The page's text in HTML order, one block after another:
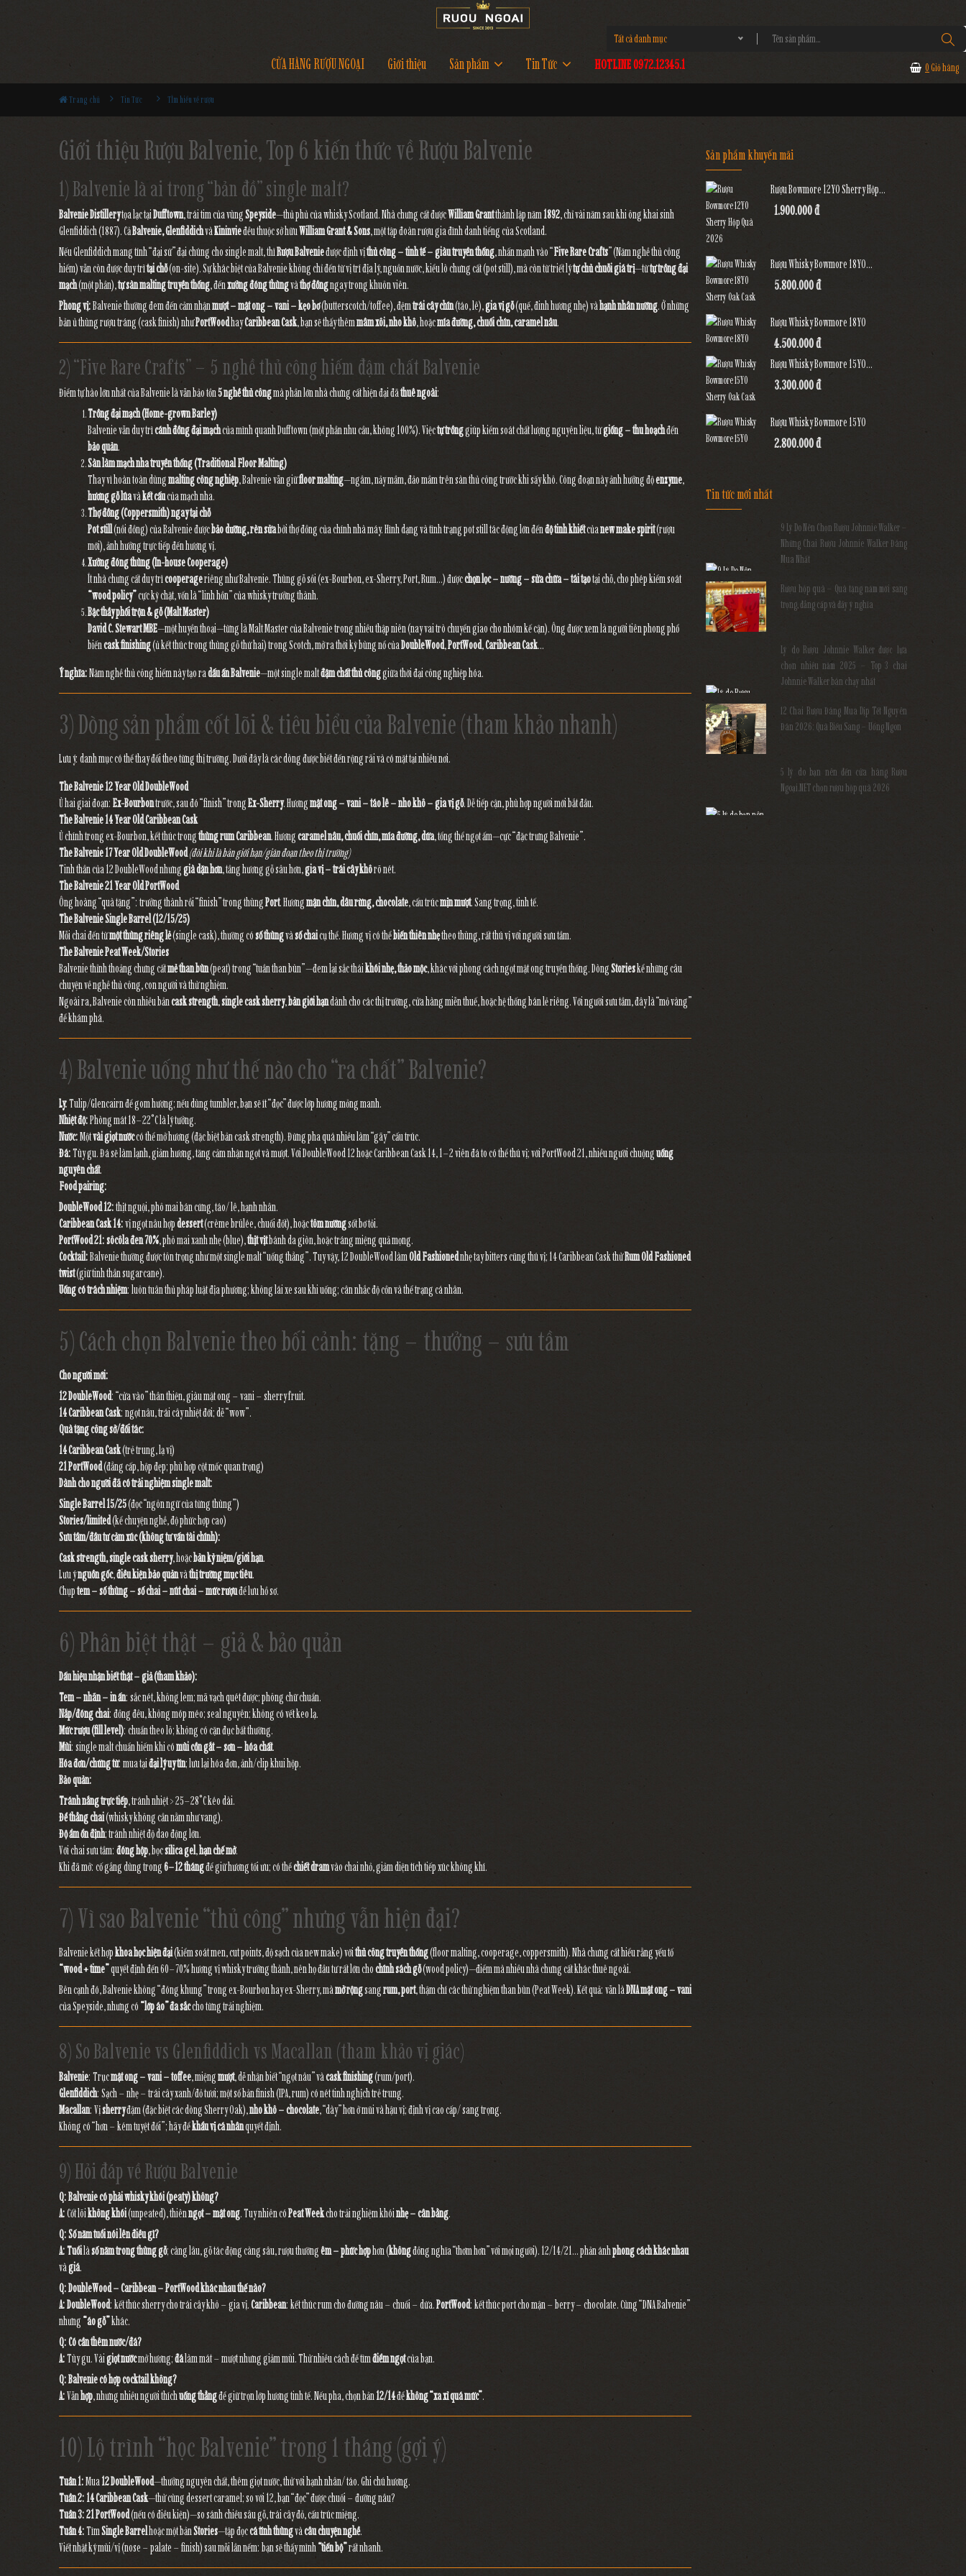
Tất cả danh mục
CỬA HÀNG RƯỢU NGOẠI Giới thiệu Sản phẩm Tin Tức HOTLINE 0972.12345.1 0 Giỏ hàng
Trang chủ Tin Tức TÌm hiểu về rượu
Giới thiệu Rượu Balvenie, Top 6 kiến thức về Rượu Balvenie
1) Balvenie là ai trong “bản đồ” single malt?
Balvenie Distillerytọa lạc tạiDufftown, trái tim của vùngSpeyside—thủ phủ của whisky Scotland. Nhà chưng cất đượcWilliam Grantthành lập năm1892, chỉ vài năm sau khi ông khai sinh
Glenfiddich (1887). CảBalvenie, GlenfiddichvàKininvieđều thuộc sở hữuWilliam Grant & Sons, một tập đoàn rượu gia đình danh tiếng của Scotland.
Nếu Glenfiddich mang tính “đại sứ” đại chúng cho single malt, thìRượuBalvenieđược định vịthủ công – tinh tế – giàu truyền thống, nhấn mạnh vào “Five Rare Crafts” (Năm nghề thủ công
hiếm) vẫn còn được duy trìtại chỗ(on-site). Sự khác biệt của Balvenie không chỉ đến từ vị trí địa lý, nguồn nước, kiểu lò chưng cất (pot still), mà còn từ triết lýtự chủ chuỗi giá trị—từtự trồng đại
mạch(một phần),tự sàn malting truyền thống, đếnxưởng đóng thùngvàthợ đồngngay trong khuôn viên.
Phong vị:Balvenie thường đem đến cảm nhậnmượt – mật ong – vani – kẹo bơ(butterscotch/toffee), đệmtrái cây chín(táo, lê),gia vị gỗ(quế, đinh hương nhẹ) vàhạnh nhân nướng. Ở những
bản ủ thùng rượu tráng (cask finish) nhưPortWoodhayCaribbean Cask, bạn sẽ thấy thêmmâm xôi, nho khô, hoặcmía đường, chuối chín, caramel nâu.
2) “Five Rare Crafts” – 5 nghề thủ công hiếm đậm chất Balvenie
Điểm tự hào lớn nhất của Balvenie là vẫn bảo tồn5 nghề thủ côngmà phần lớn nhà chưng cất hiện đại đãthuê ngoài:
Trồng đại mạch (Home-grown Barley)
Balvenie vẫn duy trìcánh đồng đại mạchcủa mình quanh Dufftown (một phần nhu cầu, không 100%). Việctự trồnggiúp kiểm soát chất lượng nguyên liệu, từgiống – thu hoạchđến
bảo quản.
Sàn làm mạch nha truyền thống (Traditional Floor Malting)
Thay vì hoàn toàn dùngmalting công nghiệp, Balvenie vẫn giữfloor malting—ngâm, nảy mầm, đảo mầm trên sàn thủ công trước khi sấy khô. Công đoạn này ảnh hưởng độenzyme,
hương gỗ lúavàkết cấucủa mạch nha.
Thợ đồng (Coppersmith) ngay tại chỗ
Pot still(nồi đồng) của Balvenie đượcbảo dưỡng, rèn sửabởi thợ đồng của chính nhà máy. Hình dạng và tình trạng pot still tác động lớn đếnđộ tinh khiếtcủanew make spirit(rượu
mới), ảnh hưởng trực tiếp đến hương vị.
Xưởng đóng thùng (In-house Cooperage)
Ít nhà chưng cất duy trìcooperageriêng như Balvenie. Thùng gỗ sồi (ex-Bourbon, ex-Sherry, Port, Rum…) đượcchọn lọc – nướng – sửa chữa – tái tạotại chỗ, cho phép kiểm soát
“wood policy”cực kỳ chặt, vốn là “linh hồn” của whisky trưởng thành.
Bậc thầy phối trộn & gỗ (Malt Master)
David C. Stewart MBE—một huyền thoại—từng là Malt Master của Balvenie trong nhiều thập niên (nay vai trò chuyển giao cho nhóm kế cận). Ông được xem là người tiên phong phổ
biếncask finishing(ủ kết thúc trong thùng gỗ thứ hai) trong Scotch, mở ra thời kỳ bùng nổ củaDoubleWood,PortWood,Caribbean Cask…
Ý nghĩa:Năm nghề thủ công hiếm này tạo radấu ấn Balvenie—một single maltđậm chất thủ cônggiữa thời đại công nghiệp hóa.
3) Dòng sản phẩm cốt lõi & tiêu biểu của Balvenie (tham khảo nhanh)
Lưu ý: danh mục có thể thay đổi theo từng thị trường. Dưới đây là các dòng được biết đến rộng rãi và có mặt tại nhiều nơi.
The Balvenie 12 Year Old DoubleWood
Ủ hai giai đoạn: Ex-Bourbontrước, sau đó “finish” trongEx-Sherry. Hươngmật ong – vani – táo lê – nho khô – gia vị gỗ. Dễ tiếp cận, phù hợp người mới bắt đầu.
The Balvenie 14 Year Old Caribbean Cask
Ủ chính trong ex-Bourbon, kết thúc trongthùng rum Caribbean. Hươngcaramel nâu, chuối chín, mía đường, dứa, tổng thể ngọt ấm—cực “đặc trưng Balvenie”.
The Balvenie 17 Year Old DoubleWood(đôi khi là bản giới hạn/gián đoạn theo thị trường)
Tinh thần của 12 DoubleWood nhưnggià dặn hơn, tầng hương gỗ sâu hơn,gia vị – trái cây khôrõ nét.
The Balvenie 21 Year Old PortWood
Ông hoàng “quà tặng”: trưởng thành rồi “finish” trong thùngPort. Hươngmận chín, dâu rừng, chocolate, cấu trúcmịn mượt. Sang trọng, tinh tế.
The Balvenie Single Barrel (12/15/25)
Mỗi chai đến từmột thùng riêng lẻ(single cask), thường cósố thùngvàsố chaicụ thể. Hương vị có thểbiến thiên nhẹtheo thùng, rất thú vị với người sưu tầm.
The Balvenie Peat Week/Stories
Balvenie thỉnh thoảng chưng cấtmẻ than bùn(peat) trong “tuần than bùn”—đem lại sắc tháikhói nhẹ, thảo mộc, khác với phong cách ngọt mật ong truyền thống. DòngStorieskể những câu
chuyện về nghề thủ công, con người và thử nghiệm.
Ngoài ra, Balvenie còn nhiều bảncask strength,single cask sherry,bản giới hạndành cho các thị trường, cửa hàng miễn thuế, hoặc hệ thống bán lẻ riêng. Với người sưu tầm, đây là “mỏ vàng”
để khám phá.
4) Balvenie uống như thế nào cho “ra chất” Balvenie?
Ly:Tulip/Glencairn để gom hương; nếu dùng tumbler, bạn sẽ ít “đọc” được lớp hương mỏng manh.
Nhiệt độ:Phòng mát 18–22°C là lý tưởng.
Nước:Mộtvài giọt nướccó thể mở hương (đặc biệt bản cask strength). Đừng pha quá nhiều làm “gãy” cấu trúc.
Đá:Tùy gu. Đá sẽ làm lạnh, giảm hương, tăng cảm nhận ngọt và mượt. Với DoubleWood 12 hoặc Caribbean Cask 14, 1–2 viên đá to có thể thú vị; với PortWood 21, nhiều người chuộnguống
nguyên chất.
Food pairing:
DoubleWood 12:thịt nguội, phô mai bán cứng, táo/ lê, hạnh nhân.
Caribbean Cask 14:vị ngọt nâu hợpdessert(crème brûlée, chuối đốt), hoặctôm nướngsốt bơ tỏi.
PortWood 21:sôcôla đen 70%, phô mai xanh nhẹ (blue),thịt vịtbánh da giòn, hoặc tráng miệng quả mọng.
Cocktail:Balvenie thường được tôn trọng như một single malt “uống thẳng”. Tuy vậy, 12 DoubleWood làmOld Fashionednhẹ tay bitters cũng thú vị; 14 Caribbean Cask thửRum Old Fashioned
twist(giữ tinh thần sugarcane).
Uống có trách nhiệm: luôn tuân thủ pháp luật địa phương; không lái xe sau khi uống; cân nhắc độ cồn và thể trạng cá nhân.
5) Cách chọn Balvenie theo bối cảnh: tặng – thưởng – sưu tầm
Cho người mới:
12 DoubleWood: “cửa vào” thân thiện, giàu mật ong – vani – sherry fruit.
14 Caribbean Cask: ngọt nâu, trái cây nhiệt đới; dễ “wow”.
Quà tặng công sở/đối tác:
14 Caribbean Cask(trẻ trung, lạ vị)
21 PortWood(đẳng cấp, hộp đẹp; phù hợp cột mốc quan trọng)
Dành cho người đã có trải nghiệm single malt:
Single Barrel 15/25(đọc “ngôn ngữ của từng thùng”)
Stories/limited(kể chuyện nghề, độ phức hợp cao)
Sưu tầm/đầu tư cảm xúc (không tư vấn tài chính):
Cask strength, single cask sherry, hoặcbản kỷ niệm/giới hạn.
Lưu ýnguồn gốc,điều kiện bảo quảnvàthị trường mục tiêu.
Chụptem – số thùng – số chai – nút chai – mức rượuđể lưu hồ sơ.
6) Phân biệt thật – giả & bảo quản
Dấu hiệu nhận biết thật – giả (tham khảo):
Tem – nhãn – in ấn: sắc nét, không lem; mã vạch quét được; phông chữ chuẩn.
Nắp/đóng chai: đồng đều, không móp méo; seal nguyên; không có vết keo lạ.
Mức rượu (fill level): chuẩn theo lô; không có cặn đục bất thường.
Mùi: single malt chuẩn hiếm khi cómùi cồn gắt – sơn – hóa chất.
Hóa đơn/chứng từ: mua tạiđại lý uy tín; lưu lại hóa đơn, ảnh/clip khui hộp.
Bảo quản:
Tránh nắng trực tiếp, tránh nhiệt > 25–28°C kéo dài.
Để thẳng chai(whisky không cần nằm như vang).
Độ ẩm ổn định; tránh nhiệt độ dao động lớn.
Với chai sưu tầm: đóng hộp, bọcsilica gel,hạn chế mở.
Khi đã mở: cố gắng dùng trong6–12 thángđể giữ hương tối ưu; có thểchiết dramvào chai nhỏ, giảm diện tích tiếp xúc không khí.
7) Vì sao Balvenie “thủ công” nhưng vẫn hiện đại?
Balvenie kết hợpkhoa học hiện đại(kiểm soát men, cut points, độ sạch của new make) vớithủ công truyền thống(floor malting, cooperage, coppersmith). Nhà chưng cất hiểu rằng yếu tố
“wood + time”quyết định đến 60–70% hương vị whisky trưởng thành, nên họ đầu tư rất lớn chochính sách gỗ(wood policy)—điểm mà nhiều nhà chưng cất khác thuê ngoài.
Bên cạnh đó, Balvenie không “đóng khung” trong ex-Bourbon hay ex-Sherry, màmở rộngsangrum, port, thậm chí các thử nghiệm than bùn (Peat Week). Kết quả: vẫn làDNA mật ong – vani
của Speyside, nhưng có “lớp áo” đa sắccho từng trải nghiệm.
8) So Balvenie vs Glenfiddich vs Macallan (tham khảo vị giác)
Balvenie: Trụcmật ong – vani – toffee, miệngmượt, dễ nhận biết “ngọt nâu” vàcask finishing(rum/port).
Glenfiddich: Sạch – nhẹ – trái cây xanh/đỏ tươi; một số bản finish (IPA, rum) có nét tinh nghịch trẻ trung.
Macallan: Vịsherryđậm (đặc biệt các dòng Sherry Oak),nho khô – chocolate, “dày” hơn ở mũi và hậu vị; định vị cao cấp/ sang trọng.
Không có “hơn – kém tuyệt đối”; hãy đểkhẩu vị cá nhânquyết định.
9) Hỏi đáp vềRượu Balvenie
Q: Balvenie có phải whisky khói (peaty) không?
A:Cốt lõikhông khói(unpeated), thiênngọt – mật ong. Tuy nhiên cóPeat Weekcho trải nghiệm khóinhẹ – cân bằng.
Q: Số năm tuổi nói lên điều gì?
A:Tuổilàsố năm trong thùng gỗ; càng lâu, gỗ tác động càng sâu, rượu thườngêm – phức hợphơn (khôngđồng nghĩa “thơm hơn” với mọi người). 12/14/21… phản ánhphong cách khác nhau
vàgiá.
Q: DoubleWood – Caribbean – PortWood khác nhau thế nào?
A:DoubleWood: kết thúc sherry cho trái cây khô – gia vị.Caribbean: kết thúc rum cho đường nâu – chuối – dứa.PortWood: kết thúc port cho mận – berry – chocolate. Cùng “DNA Balvenie”
nhưng “áo gỗ”khác.
Q: Có cần thêm nước/đá?
A:Tùy gu. Vàigiọt nướcmở hương;đálàm mát – mượt nhưng giảm mùi. Thử nhiều cách để tìmđiểm ngọtcủa bạn.
Q: Balvenie có hợp cocktail không?
A:Vẫnhợp, nhưng nhiều người thíchuống thẳngđể giữ trọn lớp hương tinh tế. Nếu pha, chọn bản12/14đểkhông “xa xỉ quá mức”.
10) Lộ trình “học Balvenie” trong 1 tháng (gợi ý)
Tuần 1:Mua12 DoubleWood—thưởng nguyên chất, thêm giọt nước, thử với hạnh nhân/ táo. Ghi chú hương.
Tuần 2: 14 Caribbean Cask—thử cùng dessert caramel; so với 12, bạn “đọc” được chuối – đường nâu?
Tuần 3:21 PortWood(nếu có điều kiện)—so sánh chiều sâu gỗ, trái cây đỏ, cấu trúc miệng.
Tuần 4:TìmSingle Barrelhoặc một bảnStories—tập đọccá tính thùngvàcâu chuyện nghề.
Viết nhật ký mùi/vị (nose – palate – finish) sau mỗi lần nếm: bạn sẽ thấy mình“tiến bộ”rất nhanh.
Sản phẩm khuyến mãi
Rượu Bowmore 12YO Sherry Hộp...
1.900.000 đ
Rượu Whisky Bowmore 18YO...
5.800.000 đ
Rượu Whisky Bowmore 18YO
4.500.000 đ
Rượu Whisky Bowmore 15YO...
3.300.000 đ
Rượu Whisky Bowmore 15YO
2.800.000 đ
Tin tức mới nhất
9 Lý Do Nên Chọn Rượu Johnnie Walker –
Những Chai Rượu Johnnie Walker Đáng
Mua Nhất
Rượu hộp quà – Quà tặng năm mới sang
trọng, đẳng cấp và đầy ý nghĩa
Lý do Rượu Johnnie Walker được lựa
chọn nhiều năm 2025 – Top 3 chai
Johnnie Walker bán chạy nhất
12 Chai Rượu Đáng Mua Dịp Tết Nguyên
Đán 2026: Quà Biếu Sang – Uống Ngon
5 lý do bạn nên đến cửa hàng Rượu
Ngoại.NET chọn rượu hộp quà 2026